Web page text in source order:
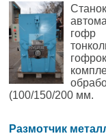
гофр
(100/150/200 мм.
Размотчик